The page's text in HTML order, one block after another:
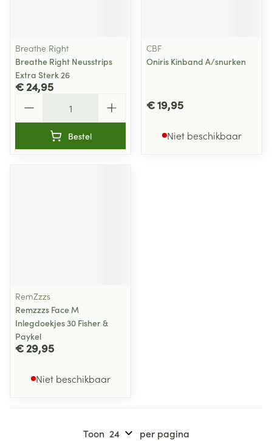
Breathe Right
Breathe Right Neusstrips
Extra Sterk 26
€ 24,95
Bestel
CBF
Oniris Kinband A/snurken
€ 19,95
Niet beschikbaar
RemZzzs
Remzzzs Face M
Inlegdoekjes 30 Fisher &
Paykel
€ 29,95
Niet beschikbaar
Toon per pagina